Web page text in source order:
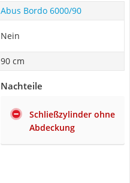
Abus Bordo 6000/90
Nein
90 cm
Nachteile
Schließzylinder ohne
Abdeckung